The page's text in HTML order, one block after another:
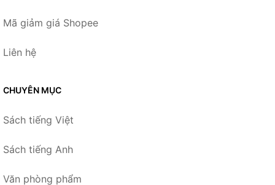
Mã giảm giá Shopee
Liên hệ
CHUYÊN MỤC
Sách tiếng Việt
Sách tiếng Anh
Văn phòng phẩm